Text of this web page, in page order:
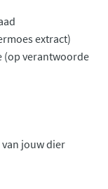
extract)
(op verantwoorde
jouw dier